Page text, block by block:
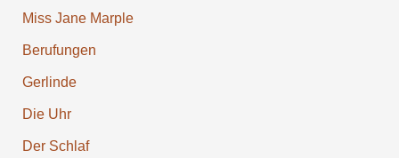
Miss Jane Marple
Berufun­gen
Gerlinde
Die Uhr
Der Schlaf